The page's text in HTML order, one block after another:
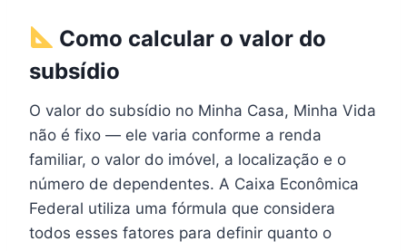
Como calcular o valor do
subsídio
O valor do subsídio no Minha Casa, Minha Vida
não é fixo — ele varia conforme a renda
familiar, o valor do imóvel, a localização e o
número de dependentes. A Caixa Econômica
Federal utiliza uma fórmula que considera
todos esses fatores para definir quanto o